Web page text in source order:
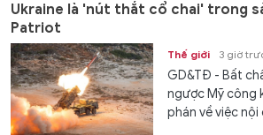
Ukraine là 'nút thắt cổ chai' trong
Patriot
Thế giới 3 giờ
GD&TĐ - Bất
ngược Mỹ công
phán về việc nội